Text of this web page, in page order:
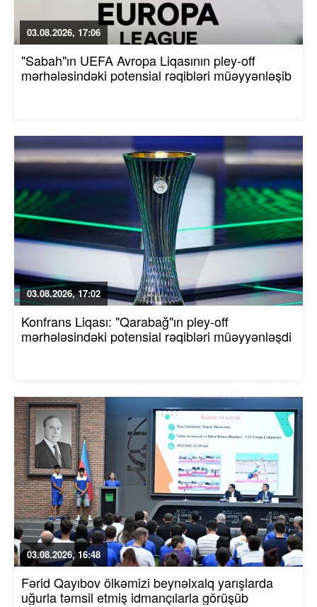
03.08.2026, 17:06
"Sabah"ın UEFA Avropa Liqasının pley-off
mərhələsindəki potensial rəqibləri müəyyənləşib
03.08.2026, 17:02
Konfrans Liqası: "Qarabağ"ın pley-off
mərhələsindəki potensial rəqibləri müəyyənləşdi
03.08.2026, 16:48
Fərid Qayıbov ölkəmizi beynəlxalq yarışlarda
uğurla təmsil etmiş idmançılarla görüşüb